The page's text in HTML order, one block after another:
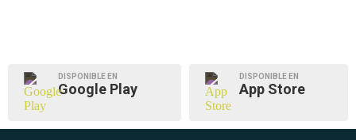
DISPONIBLE EN
Google Play
DISPONIBLE EN
App Store